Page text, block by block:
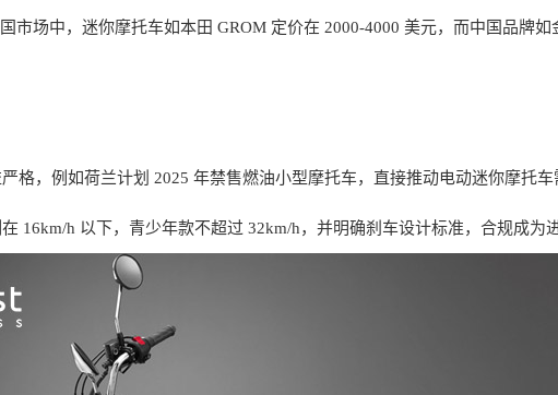
市场中，迷你摩托车如本田 GROM 定价在 2000-4000 美元，而中国品牌
格，例如荷兰计划 2025 年禁售燃油小型摩托车，直接推动电动迷你摩托车
16km/h 以下，青少年款不超过 32km/h，并明确刹车设计标准，合规成为